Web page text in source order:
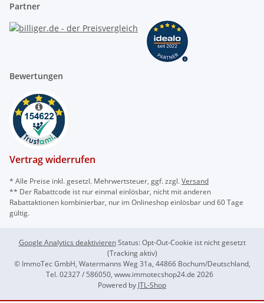
Partner
Bewertungen
Vertrag widerrufen
* Alle Preise inkl. gesetzl. Mehrwertsteuer, ggf. zzgl.Versand
** Der Rabattcode ist nur einmal einlösbar, nicht mit anderen
Rabattaktionen kombinierbar, nur im Onlineshop einlösbar und 60 Tage
gültig.
Google Analytics deaktivieren Status: Opt-Out-Cookie ist nicht gesetzt
(Tracking aktiv)
© ImmoTec GmbH, Watermanns Weg 31a, 44866 Bochum/Deutschland,
Tel. 02327 / 586050, www.immotecshop24.de 2026
Powered by JTL-Shop